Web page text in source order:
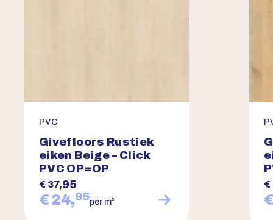
PVC
Givefloors Rustiek
eiken Beige – Click
PVC OP=OP
€ 37,95
€ 24,95per m2
€